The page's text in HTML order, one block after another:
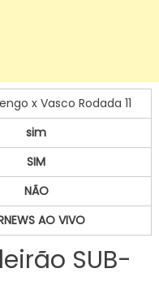
x Vasco Rodada 11
sim
SIM
NÃO
AO VIVO
SUB-